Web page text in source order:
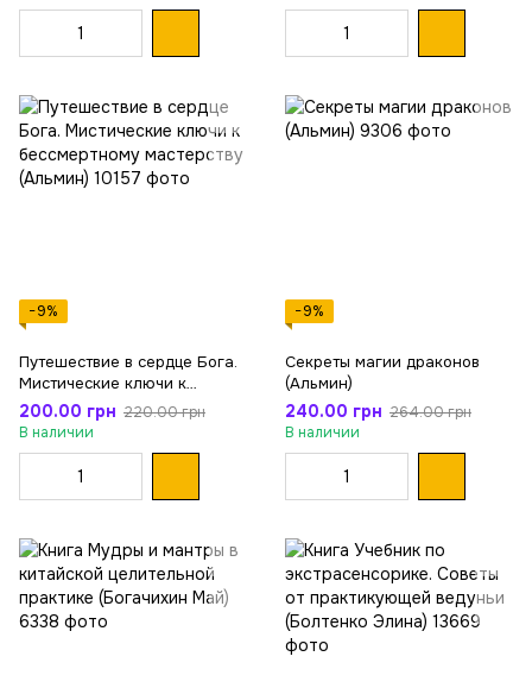
−9%
Путешествие в сердце Бога.
Мистические ключи к
бессмертному мастерству
(Альмин)
200.00 грн 220.00 грн
В наличии
−9%
Секреты магии драконов
(Альмин)
240.00 грн 264.00 грн
В наличии